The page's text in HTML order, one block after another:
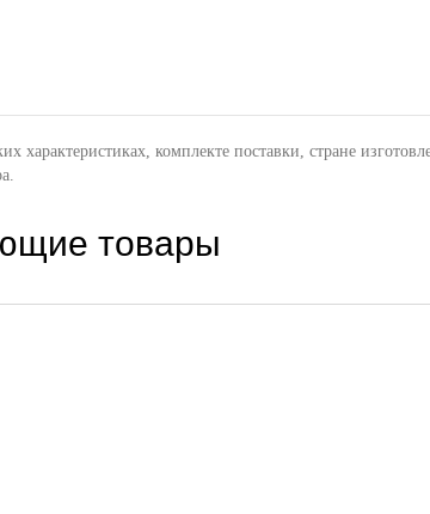
характеристиках, комплекте поставки, стране
товары